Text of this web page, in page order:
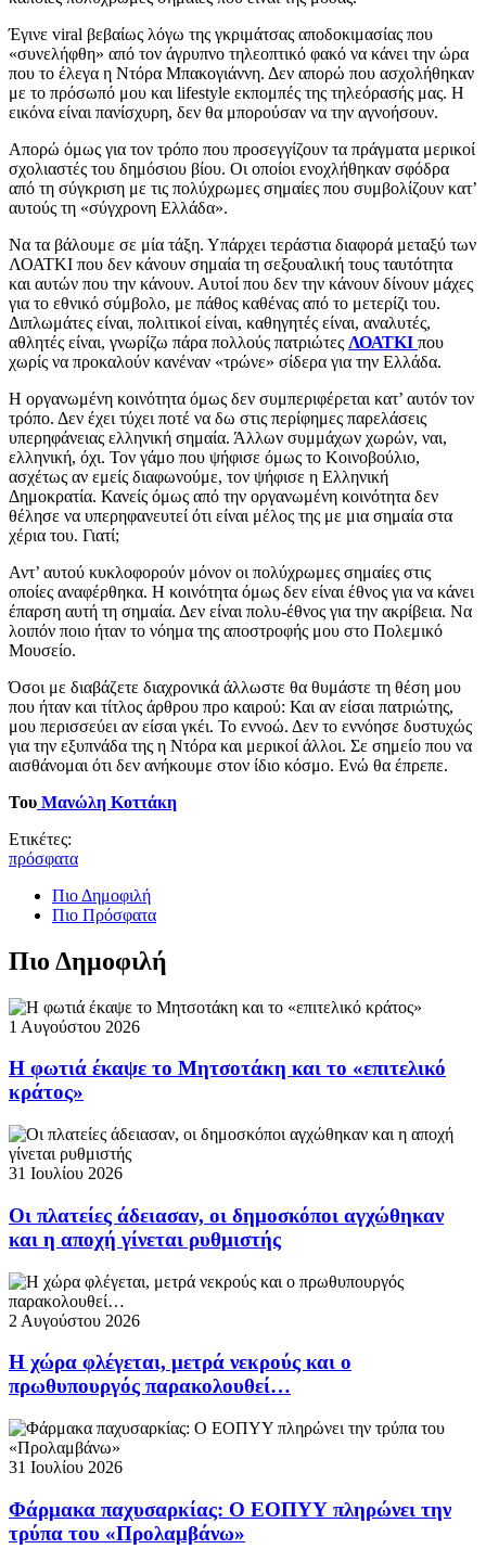
Έγινε viral βεβαίως λόγω της γκριμάτσας αποδοκιμασίας που
«συνελήφθη» από τον άγρυπνο τηλεοπτικό φακό να κάνει την ώρα
που το έλεγα η Ντόρα Μπακογιάννη. Δεν απορώ που ασχολήθηκαν
με το πρόσωπό μου και lifestyle εκπομπές της τηλεόρασής μας. Η
εικόνα είναι πανίσχυρη, δεν θα μπορούσαν να την αγνοήσουν.
Απορώ όμως για τον τρόπο που προσεγγίζουν τα πράγματα μερικοί
σχολιαστές του δημόσιου βίου. Οι οποίοι ενοχλήθηκαν σφόδρα
από τη σύγκριση με τις πολύχρωμες σημαίες που συμβολίζουν κατ’
αυτούς τη «σύγχρονη Ελλάδα».
Να τα βάλουμε σε μία τάξη. Υπάρχει τεράστια διαφορά μεταξύ των
ΛΟΑΤΚΙ που δεν κάνουν σημαία τη σεξουαλική τους ταυτότητα
και αυτών που την κάνουν. Αυτοί που δεν την κάνουν δίνουν μάχες
για το εθνικό σύμβολο, με πάθος καθένας από το μετερίζι του.
Διπλωμάτες είναι, πολιτικοί είναι, καθηγητές είναι, αναλυτές,
αθλητές είναι, γνωρίζω πάρα πολλούς πατριώτες ΛΟΑΤΚΙ που
χωρίς να προκαλούν κανέναν «τρώνε» σίδερα για την Ελλάδα.
Η οργανωμένη κοινότητα όμως δεν συμπεριφέρεται κατ’ αυτόν τον
τρόπο. Δεν έχει τύχει ποτέ να δω στις περίφημες παρελάσεις
υπερηφάνειας ελληνική σημαία. Άλλων συμμάχων χωρών, ναι,
ελληνική, όχι. Τον γάμο που ψήφισε όμως το Κοινοβούλιο,
ασχέτως αν εμείς διαφωνούμε, τον ψήφισε η Ελληνική
Δημοκρατία. Κανείς όμως από την οργανωμένη κοινότητα δεν
θέλησε να υπερηφανευτεί ότι είναι μέλος της με μια σημαία στα
χέρια του. Γιατί;
Αντ’ αυτού κυκλοφορούν μόνον οι πολύχρωμες σημαίες στις
οποίες αναφέρθηκα. Η κοινότητα όμως δεν είναι έθνος για να κάνει
έπαρση αυτή τη σημαία. Δεν είναι πολυ-έθνος για την ακρίβεια. Να
λοιπόν ποιο ήταν το νόημα της αποστροφής μου στο Πολεμικό
Μουσείο.
Όσοι με διαβάζετε διαχρονικά άλλωστε θα θυμάστε τη θέση μου
που ήταν και τίτλος άρθρου προ καιρού: Και αν είσαι πατριώτης,
μου περισσεύει αν είσαι γκέι. Το εννοώ. Δεν το εννόησε δυστυχώς
για την εξυπνάδα της η Ντόρα και μερικοί άλλοι. Σε σημείο που να
αισθάνομαι ότι δεν ανήκουμε στον ίδιο κόσμο. Ενώ θα έπρεπε.
Του Μανώλη Κοττάκη
Ετικέτες:
πρόσφατα
Πιο Δημοφιλή
Πιο Πρόσφατα
Πιο Δημοφιλή
1 Αυγούστου 2026
Η φωτιά έκαψε το Μητσοτάκη και το «επιτελικό
κράτος»
31 Ιουλίου 2026
Οι πλατείες άδειασαν, οι δημοσκόποι αγχώθηκαν
και η αποχή γίνεται ρυθμιστής
2 Αυγούστου 2026
Η χώρα φλέγεται, μετρά νεκρούς και ο
πρωθυπουργός παρακολουθεί…
31 Ιουλίου 2026
Φάρμακα παχυσαρκίας: Ο ΕΟΠΥΥ πληρώνει την
τρύπα του «Προλαμβάνω»